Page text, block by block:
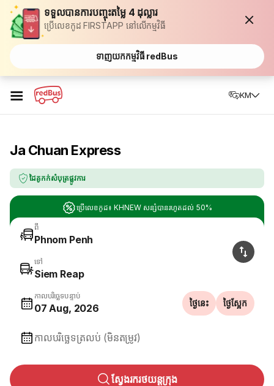
ទទួលបានការបញ្ចុះតម្លៃ 4 ដុល្លារ
ប្រើលេខកូដ FIRSTAPP នៅលើកម្មវិធី
ទាញយកកម្មវិធី redBus
☰ KM
Ja Chuan Express
ដៃគូកក់សំបុត្រផ្លូវការ
ប្រើលេខកូដ៖ KHNEW សន្សំបានរហូតដល់ 50%
ពី
Phnom Penh
ទៅ
Siem Reap
កាលបរិច្ឆេទបន្ទាប់
07 Aug, 2026 ថ្ងៃនេះ ថ្ងៃស្អែក
កាលបរិច្ឆេទត្រលប់ (មិនតម្រូវ)
ស្វែងរករថយន្តក្រុង